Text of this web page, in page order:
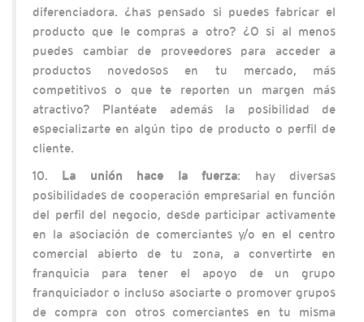
diferenciadora. ¿has pensado si puedes fabricar el
producto que le compras a otro? ¿O si al menos
puedes cambiar de proveedores para acceder a
productos novedosos en tu mercado, más
competitivos o que te reporten un margen más
atractivo? Plantéate además la posibilidad de
especializarte en algún tipo de producto o perfil de
cliente.
10. La unión hace la fuerza: hay diversas
posibilidades de cooperación empresarial en función
del perfil del negocio, desde participar activamente
en la asociación de comerciantes y/o en el centro
comercial abierto de tu zona, a convertirte en
franquicia para tener el apoyo de un grupo
franquiciador o incluso asociarte o promover grupos
de compra con otros comerciantes en tu misma